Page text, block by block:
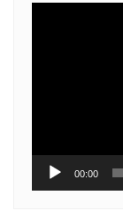
00:00